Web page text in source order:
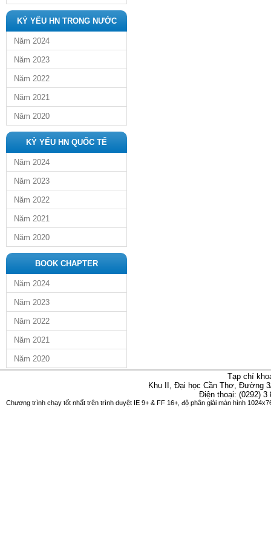
KỶ YẾU HN TRONG NƯỚC
Năm 2024
Năm 2023
Năm 2022
Năm 2021
Năm 2020
KỶ YẾU HN QUỐC TẾ
Năm 2024
Năm 2023
Năm 2022
Năm 2021
Năm 2020
BOOK CHAPTER
Năm 2024
Năm 2023
Năm 2022
Năm 2021
Năm 2020
Tạp chí
Khu II, Đại học Cần Thơ, Đường
Điện thoại: (0292)
Chương trình chạy tốt nhất trên trình duyệt IE 9+ & FF 16+, độ phân giải màn hình